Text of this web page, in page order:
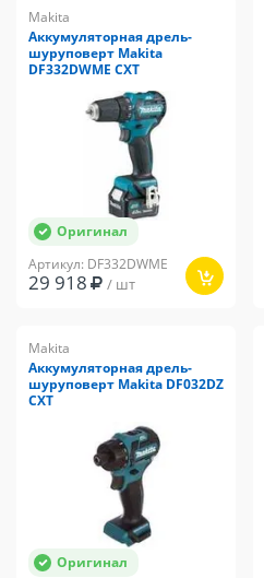
Makita
Аккумуляторная дрель-
шуруповерт Makita
DF332DWME CXT
Оригинал
Артикул: DF332DWME
29 918 / шт
Makita
Аккумуляторная дрель-
шуруповерт Makita DF032DZ
CXT
Оригинал